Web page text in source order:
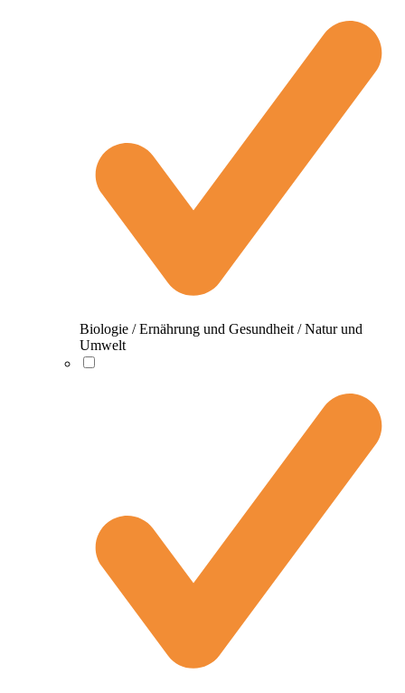
Biologie / Ernährung und Gesundheit / Natur und
Umwelt